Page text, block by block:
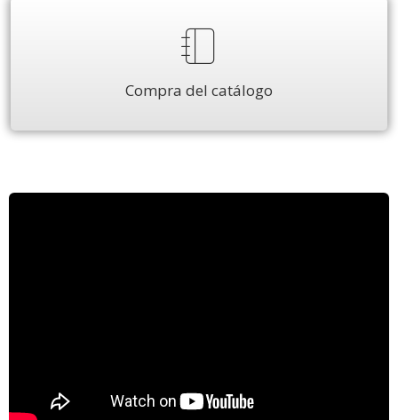
Compra del catálogo